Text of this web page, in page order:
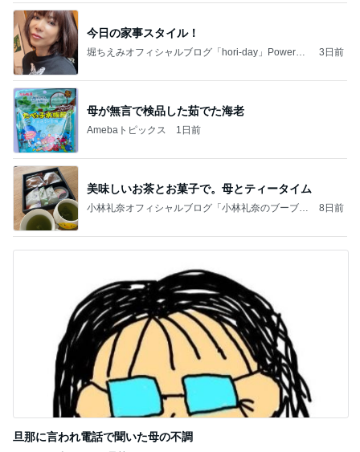
今日の家事スタイル！
堀ちえみオフィシャルブログ「hori-day」Powered
3日前
母が無言で検品した茹でた海老
Amebaトピックス 1日前
美味しいお茶とお菓子で。母とティータイム
小林礼奈オフィシャルブログ「小林礼奈のブーブー
8日前
旦那に言われ電話で聞いた母の不調